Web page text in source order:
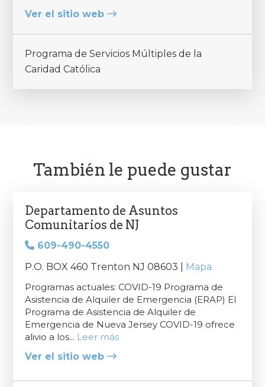
Ver el sitio web
Programa de Servicios Múltiples de la
Caridad Católica
También le puede gustar
Departamento de Asuntos
Comunitarios de NJ
609-490-4550
P.O. BOX 460 Trenton NJ 08603 | Mapa
Programas actuales: COVID-19 Programa de
Asistencia de Alquiler de Emergencia (ERAP) El
Programa de Asistencia de Alquiler de
Emergencia de Nueva Jersey COVID-19 ofrece
alivio a los... Leer más
Ver el sitio web